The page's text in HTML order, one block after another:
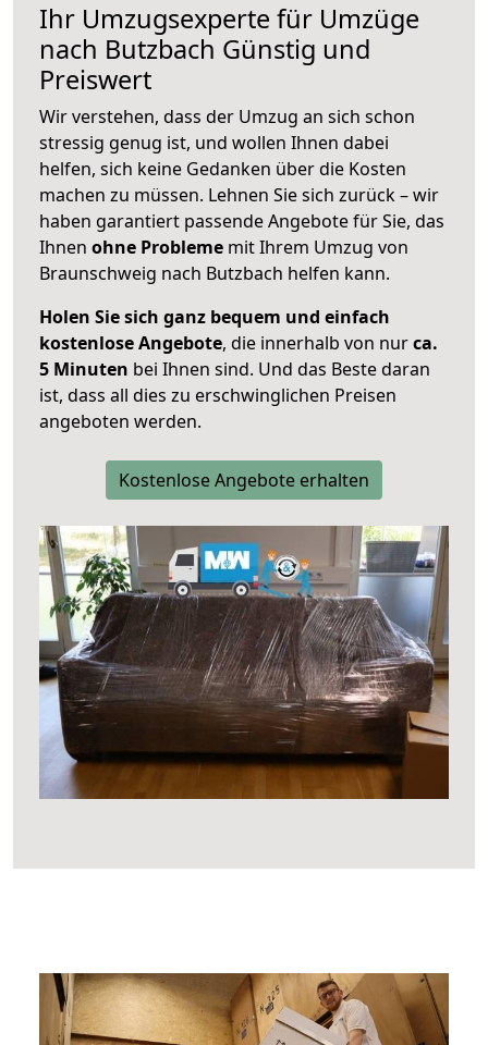
Ihr Umzugsexperte für Umzüge
nach Butzbach Günstig und
Preiswert
Wir verstehen, dass der Umzug an sich schon
stressig genug ist, und wollen Ihnen dabei
helfen, sich keine Gedanken über die Kosten
machen zu müssen. Lehnen Sie sich zurück – wir
haben garantiert passende Angebote für Sie, das
Ihnen ohne Probleme mit Ihrem Umzug von
Braunschweig nach Butzbach helfen kann.
Holen Sie sich ganz bequem und einfach
kostenlose Angebote, die innerhalb von nurca.
5 Minuten bei Ihnen sind. Und das Beste daran
ist, dass all dies zu erschwinglichen Preisen
angeboten werden.
Kostenlose Angebote erhalten